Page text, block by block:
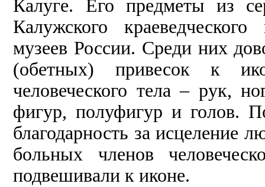
Калуге. Его предметы из
Калужского
музеев России. Среди них
(обетных) привесок к
человеческого тела – рук,
фигур, полуфигур и голов.
благодарность за исцеление
больных членов
подвешивали к иконе.